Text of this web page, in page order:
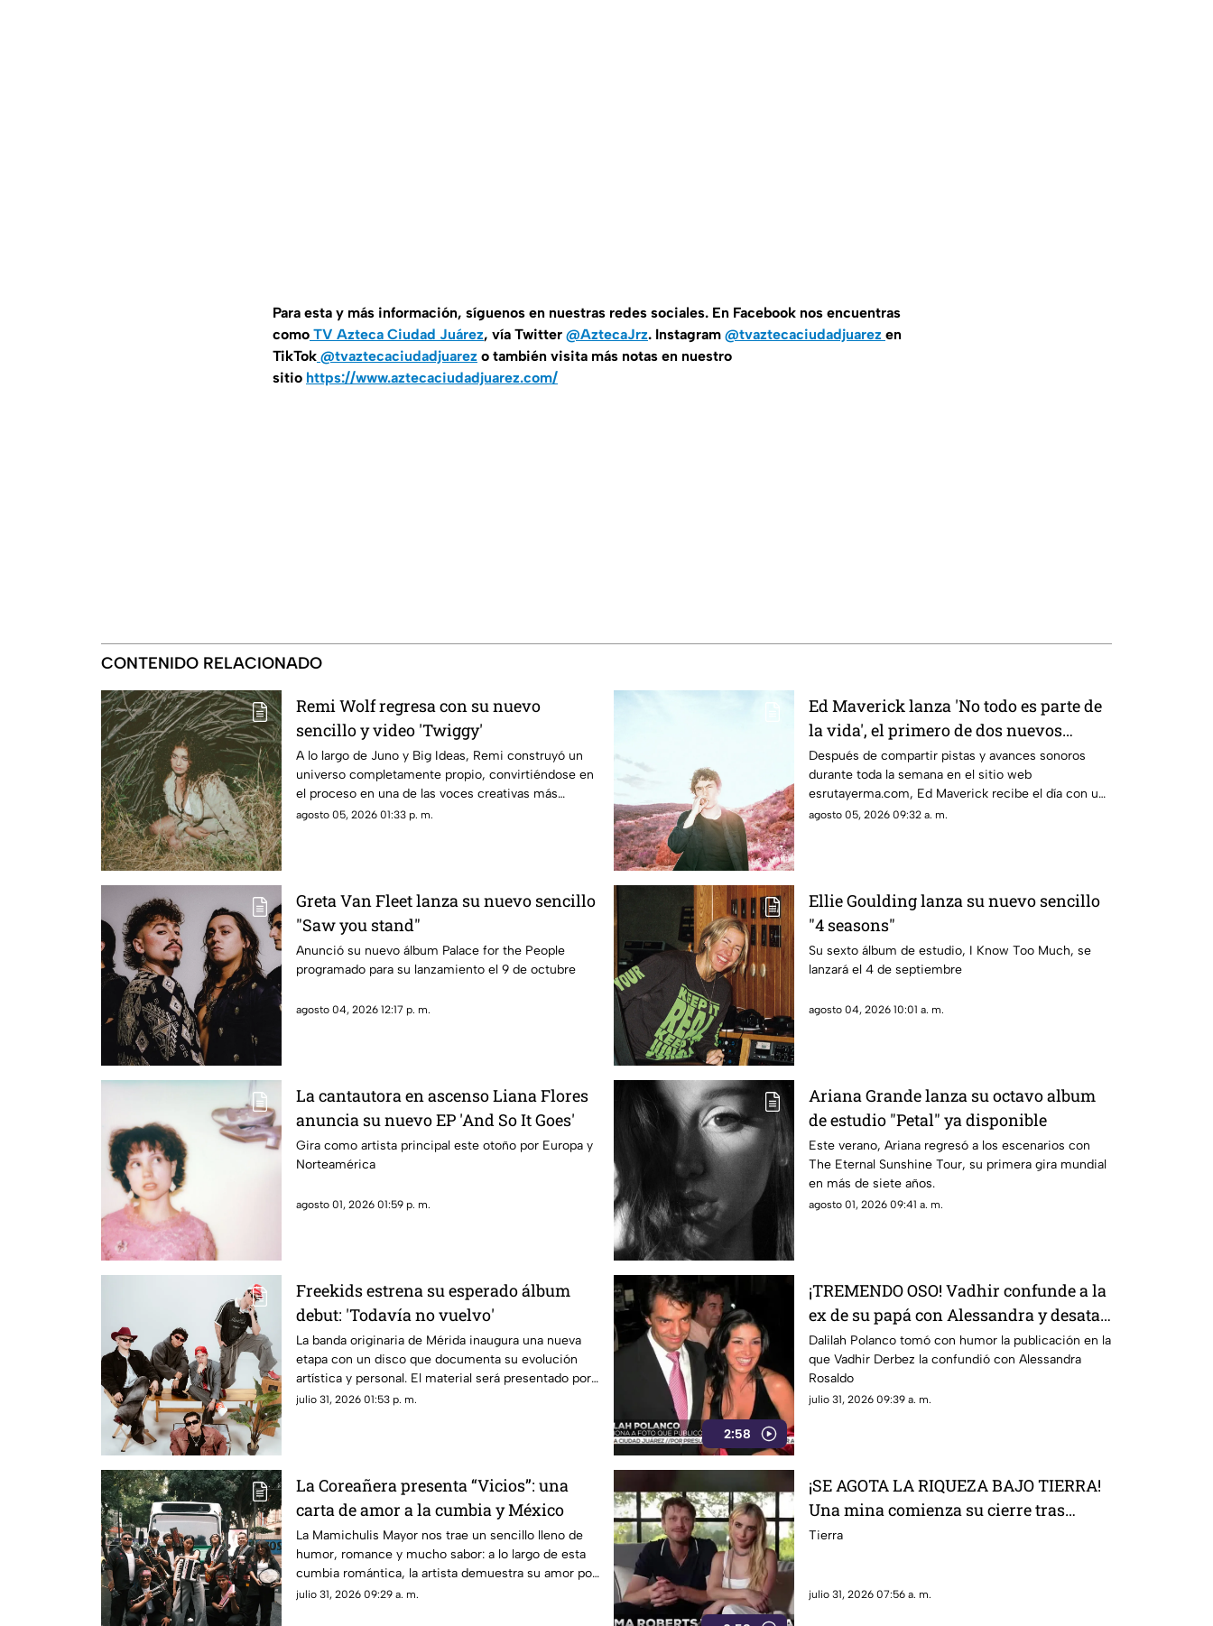
Para esta y más información, síguenos en nuestras redes sociales. En Facebook nos encuentras
como TV Azteca Ciudad Juárez, vía Twitter @AztecaJrz. Instagram @tvaztecaciudadjuarez en
TikTok @tvaztecaciudadjuarez o también visita más notas en nuestro
sitio https://www.aztecaciudadjuarez.com/
CONTENIDO RELACIONADO
Remi Wolf regresa con su nuevo
sencillo y video 'Twiggy'
A lo largo de Juno y Big Ideas, Remi construyó un
universo completamente propio, convirtiéndose en
el proceso en una de las voces creativas más
queridas e impredecibles de la música
agosto 05, 2026 01:33 p. m.
Ed Maverick lanza 'No todo es parte de
la vida', el primero de dos nuevos
sencillos a estrenarse
Después de compartir pistas y avances sonoros
durante toda la semana en el sitio web
esrutayerma.com, Ed Maverick recibe el día con una
nueva canción que nos adentra en un nuevo
agosto 05, 2026 09:32 a. m.
Greta Van Fleet lanza su nuevo sencillo
"Saw you stand"
Anunció su nuevo álbum Palace for the People
programado para su lanzamiento el 9 de octubre
agosto 04, 2026 12:17 p. m.
Ellie Goulding lanza su nuevo sencillo
"4 seasons"
Su sexto álbum de estudio, I Know Too Much, se
lanzará el 4 de septiembre
agosto 04, 2026 10:01 a. m.
La cantautora en ascenso Liana Flores
anuncia su nuevo EP 'And So It Goes'
Gira como artista principal este otoño por Europa y
Norteamérica
agosto 01, 2026 01:59 p. m.
Ariana Grande lanza su octavo album
de estudio "Petal" ya disponible
Este verano, Ariana regresó a los escenarios con
The Eternal Sunshine Tour, su primera gira mundial
en más de siete años.
agosto 01, 2026 09:41 a. m.
Freekids estrena su esperado álbum
debut: 'Todavía no vuelvo'
La banda originaria de Mérida inaugura una nueva
etapa con un disco que documenta su evolución
artística y personal. El material será presentado por
primera vez en vivo el próximo 21 de agosto en Foro
julio 31, 2026 01:53 p. m.
2:58
¡TREMENDO OSO! Vadhir confunde a la
ex de su papá con Alessandra y desata
un escándalo en redes
Dalilah Polanco tomó con humor la publicación en la
que Vadhir Derbez la confundió con Alessandra
Rosaldo
julio 31, 2026 09:39 a. m.
La Coreañera presenta “Vicios”: una
carta de amor a la cumbia y México
La Mamichulis Mayor nos trae un sencillo lleno de
humor, romance y mucho sabor: a lo largo de esta
cumbia romántica, la artista demuestra su amor por
nuestra cultura, al tiempo que nos regala una de sus
julio 31, 2026 09:29 a. m.
¡SE AGOTA LA RIQUEZA BAJO TIERRA!
Una mina comienza su cierre tras
quedarse sin recursos
Tierra
julio 31, 2026 07:56 a. m.